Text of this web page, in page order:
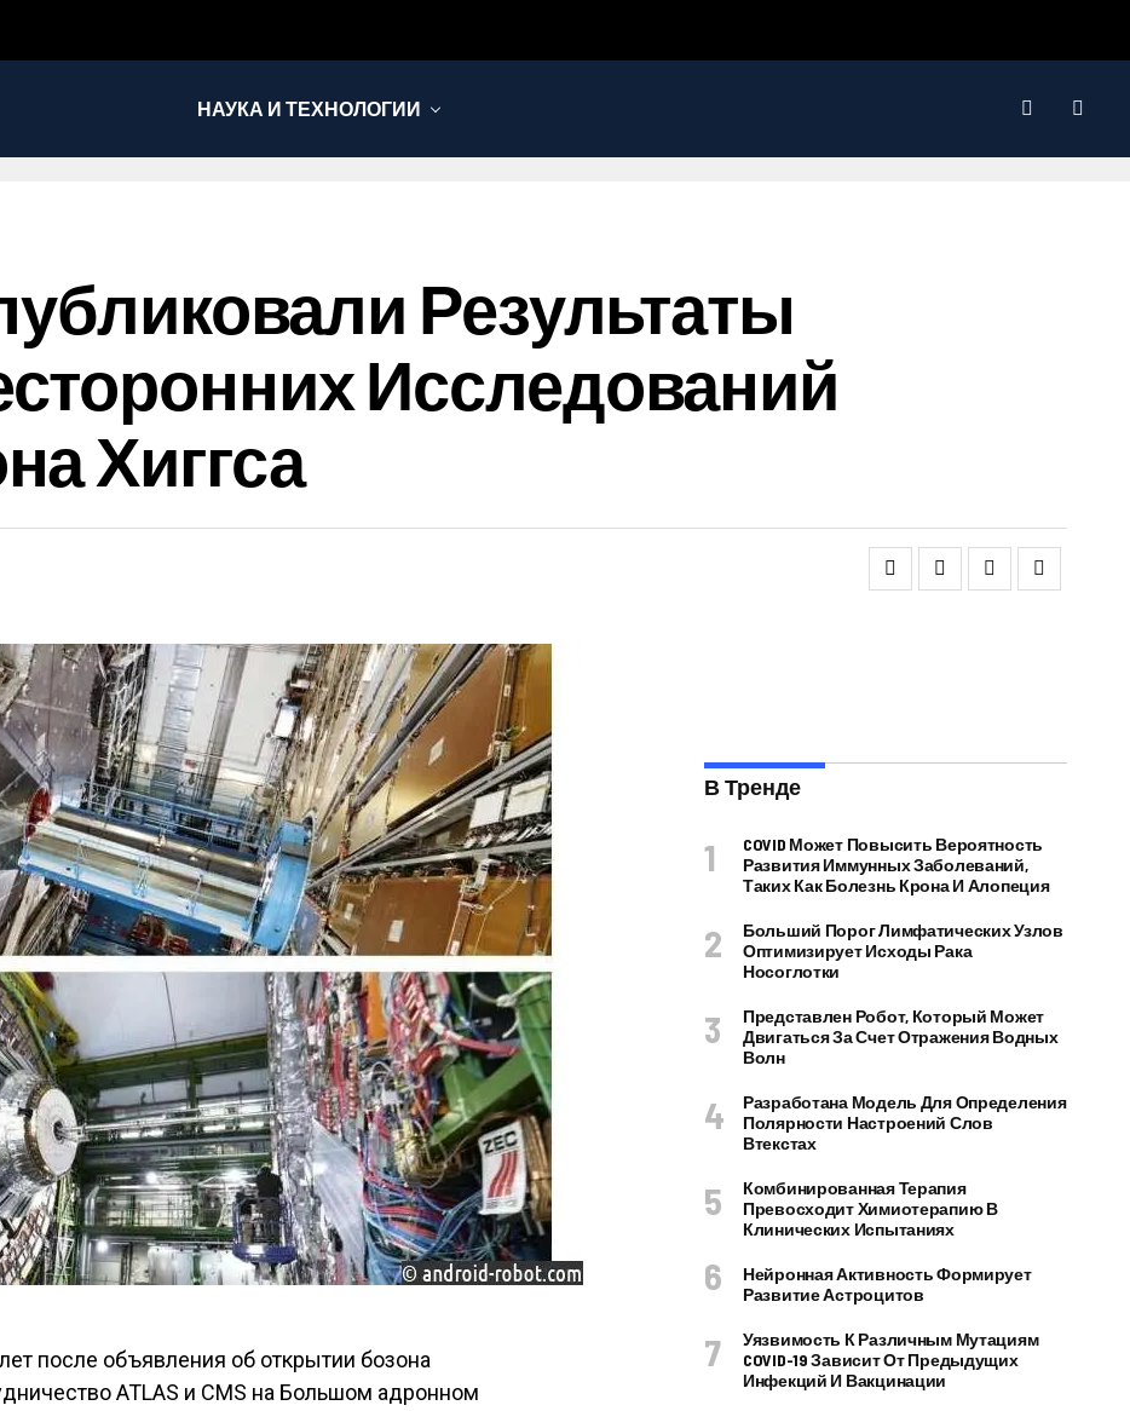
НАУКА И ТЕХНОЛОГИИ
Результаты
Исследований
Хиггса
после объявления об открытии бозона
ATLAS и CMS на Большом адронном
В Тренде
COVID Может Повысить Вероятность
Развития Иммунных Заболеваний,
Таких Как Болезнь Крона И Алопеция
Больший Порог Лимфатических Узлов
Оптимизирует Исходы Рака
Носоглотки
Представлен Робот, Который Может
Двигаться За Счет Отражения Водных
Волн
Разработана Модель Для Определения
Полярности Настроений Слов
Втекстах
Комбинированная Терапия
Превосходит Химиотерапию В
Клинических Испытаниях
Нейронная Активность Формирует
Развитие Астроцитов
Уязвимость К Различным Мутациям
COVID-19 Зависит От Предыдущих
Инфекций И Вакцинации